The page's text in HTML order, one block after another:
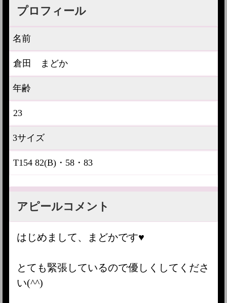
プロフィール
名前
倉田 まどか
年齢
23
3サイズ
T154 82(B)・58・83
アピールコメント
はじめまして、まどかです♥
とても緊張しているので優しくしてくださ
い(^^)